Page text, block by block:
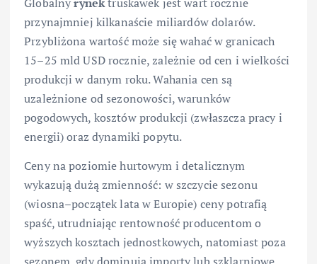
przynajmniej kilkanaście miliardów dolarów.
Przybliżona wartość może się wahać w granicach
15–25 mld USD rocznie, zależnie od cen i wielkości
produkcji w danym roku. Wahania cen są
uzależnione od sezonowości, warunków
pogodowych, kosztów produkcji (zwłaszcza pracy i
energii) oraz dynamiki popytu.
Ceny na poziomie hurtowym i detalicznym
wykazują dużą zmienność: w szczycie sezonu
(wiosna–początek lata w Europie) ceny potrafią
spaść, utrudniając rentowność producentom o
wyższych kosztach jednostkowych, natomiast poza